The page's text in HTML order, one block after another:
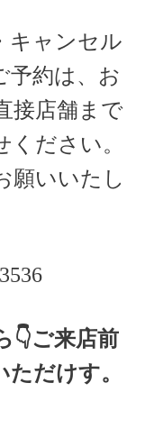
キャンセル
予約は、お
接店舗まで
ださい。
願いいたし
👇ご来店前
だけす。